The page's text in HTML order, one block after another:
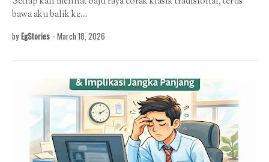
bawa aku balik ke…
by EgStories - March 18, 2026